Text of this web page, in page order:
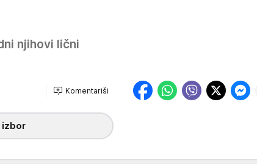
njihovi lični
Komentariši
izbor